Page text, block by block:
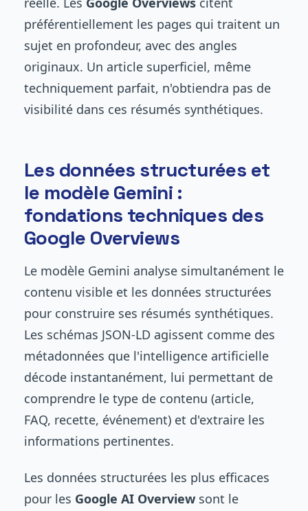
préférentiellement les pages qui traitent un
sujet en profondeur, avec des angles
originaux. Un article superficiel, même
techniquement parfait, n'obtiendra pas de
visibilité dans ces résumés synthétiques.
Les données structurées et
le modèle Gemini :
fondations techniques des
Google Overviews
Le modèle Gemini analyse simultanément le
contenu visible et les données structurées
pour construire ses résumés synthétiques.
Les schémas JSON-LD agissent comme des
métadonnées que l'intelligence artificielle
décode instantanément, lui permettant de
comprendre le type de contenu (article,
FAQ, recette, événement) et d'extraire les
informations pertinentes.
Les données structurées les plus efficaces
pour les Google AI Overview sont le